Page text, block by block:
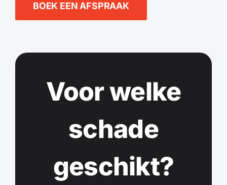
BOEK EEN AFSPRAAK
Voor welke
schade
geschikt?